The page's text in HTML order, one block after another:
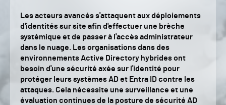
Les acteurs avancés s'attaquent aux déploiements
d'identités sur site afin d'effectuer une brèche
systémique et de passer à l'accès administrateur
dans le nuage. Les organisations dans des
environnements Active Directory hybrides ont
besoin d'une sécurité axée sur l'identité pour
protéger leurs systèmes AD et Entra ID contre les
attaques. Cela nécessite une surveillance et une
évaluation continues de la posture de sécurité AD